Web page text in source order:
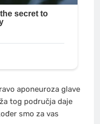
aponeuroza glave
tog područja daje
smo za vas